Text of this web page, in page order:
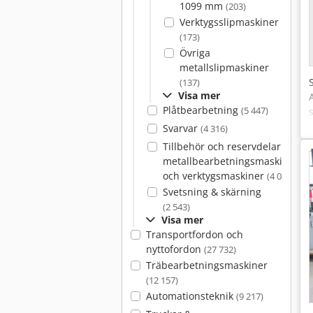
1099 mm (203)
Verktygsslipmaskiner
(173)
Övriga
metallslipmaskiner
(137)
Visa mer
Plåtbearbetning (5 447)
Svarvar (4 316)
Tillbehör och reservdelar för
metallbearbetningsmaskiner
och verktygsmaskiner (4 082)
Svetsning & skärning
(2 543)
Visa mer
Transportfordon och
nyttofordon (27 732)
Träbearbetningsmaskiner
(12 157)
Automationsteknik (9 217)